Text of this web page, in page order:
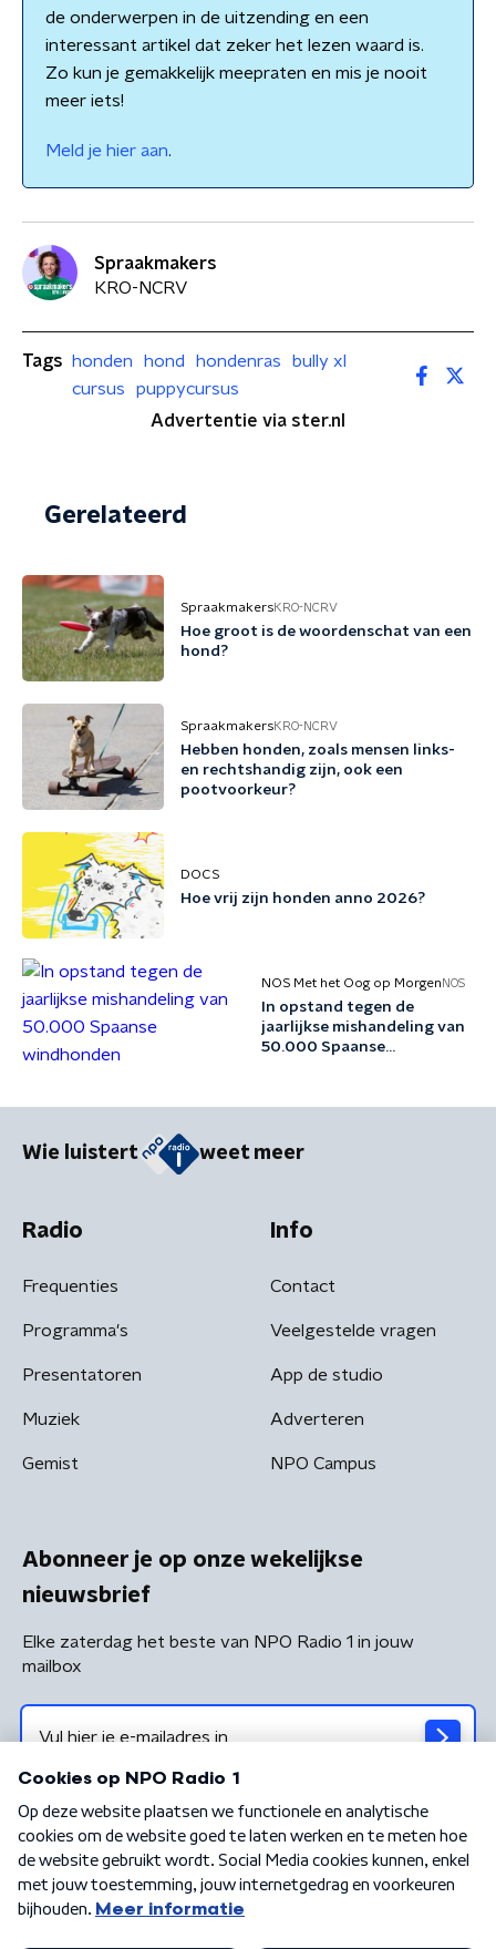
de onderwerpen in de uitzending en een
interessant artikel dat zeker het lezen waard is.
Zo kun je gemakkelijk meepraten en mis je nooit
meer iets!
Meld je hier aan.
Spraakmakers
KRO-NCRV
Tags honden hond hondenras
bully xl
cursus
puppycursus
Advertentie via ster.nl
Gerelateerd
SpraakmakersKRO-NCRV
Hoe groot is de woordenschat van een
hond?
SpraakmakersKRO-NCRV
Hebben honden, zoals mensen links-
en rechtshandig zijn, ook een
pootvoorkeur?
DOCS
Hoe vrij zijn honden anno 2026?
NOS Met het Oog op Morgen NOS
In opstand tegen de
jaarlijkse mishandeling van
50.000 Spaanse
Wie luistert weet meer
Radio
Frequenties
Programma's
Presentatoren
Muziek
Gemist
Info
Contact
Veelgestelde vragen
App de studio
Adverteren
NPO Campus
Abonneer je op onze wekelijkse
nieuwsbrief
Elke zaterdag het beste van NPO Radio 1 in jouw
mailbox
Algemene voorwaarden